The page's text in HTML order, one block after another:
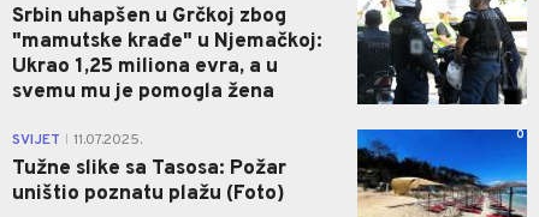
Srbin uhapšen u Grčkoj zbog
"mamutske krađe" u Njemačkoj:
Ukrao 1,25 miliona evra, a u
svemu mu je pomogla žena
SVIJET 11.07.2025.
Tužne slike sa Tasosa: Požar
uništio poznatu plažu (Foto)
0